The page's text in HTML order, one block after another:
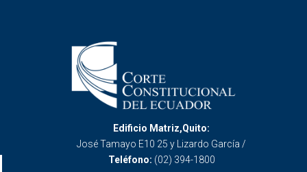
Edificio Matriz,Quito:
José Tamayo E10 25 y Lizardo García /
Teléfono: (02) 394-1800